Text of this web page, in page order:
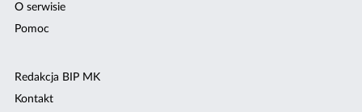
O serwisie
Pomoc
Redakcja BIP MK
Kontakt